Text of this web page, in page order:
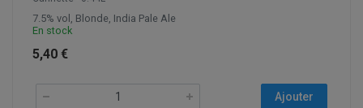
7.5% vol, Blonde, India Pale Ale
En stock
5,40 €
Ajouter